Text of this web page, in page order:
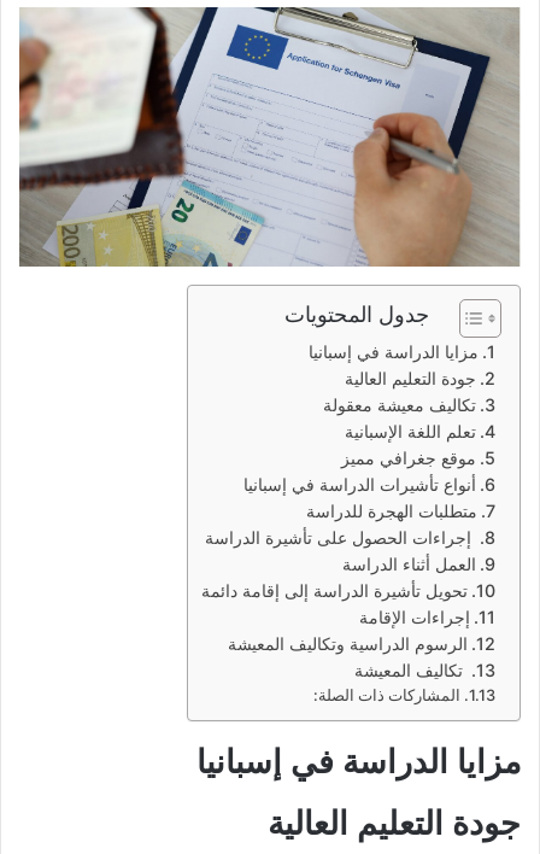
جدول المحتويات
مزايا الدراسة في إسبانيا
جودة التعليم العالية
تكاليف معيشة معقولة
تعلم اللغة الإسبانية
موقع جغرافي مميز
أنواع تأشيرات الدراسة في إسبانيا
متطلبات الهجرة للدراسة
إجراءات الحصول على تأشيرة الدراسة
العمل أثناء الدراسة
تحويل تأشيرة الدراسة إلى إقامة دائمة
إجراءات الإقامة
الرسوم الدراسية وتكاليف المعيشة
تكاليف المعيشة
المشاركات ذات الصلة:
مزايا الدراسة في إسبانيا
جودة التعليم العالية